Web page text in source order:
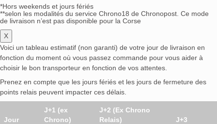
*Hors weekends et jours fériés
**selon les modalités du service Chrono18 de Chronopost. Ce mode
de livraison n’est pas disponible pour la Corse
X
Voici un tableau estimatif (non garanti) de votre jour de livraison en
fonction du moment où vous passez commande pour vous aider à
choisir le bon transporteur en fonction de vos attentes.
Prenez en compte que les jours fériés et les jours de fermeture des
points relais peuvent impacter ces délais.
Jour
J+1 (ex
Chrono)
J+2 (Ex Chrono
Relais)
J+3